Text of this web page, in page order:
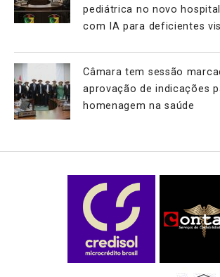
pediátrica no novo
com IA para deficientes
Câmara tem sessão
aprovação de indicações
homenagem na saúde